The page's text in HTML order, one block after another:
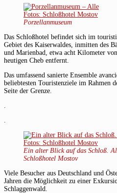
Porzellanmuseum
Das Schloßhotel befindet sich im
Gebiet des Kaiserwaldes, inmitten des
und Marienbad, etwa acht Kilometer
heutigen Cheb entfernt.
Das umfassend sanierte Ensemble
beliebtesten Touristenziele im Rahmen
Seite der Grenze.
Ein alter Blick auf das Schloß.
Schloßhotel Mostov
Viele Besucher aus Deutschland und
Jahren die Möglichkeit zu einer
Schlaggenwald.